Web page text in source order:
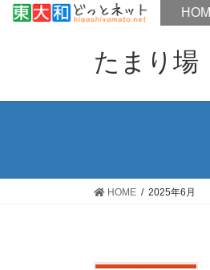
たまり場
HOME 2025年6月
HOME